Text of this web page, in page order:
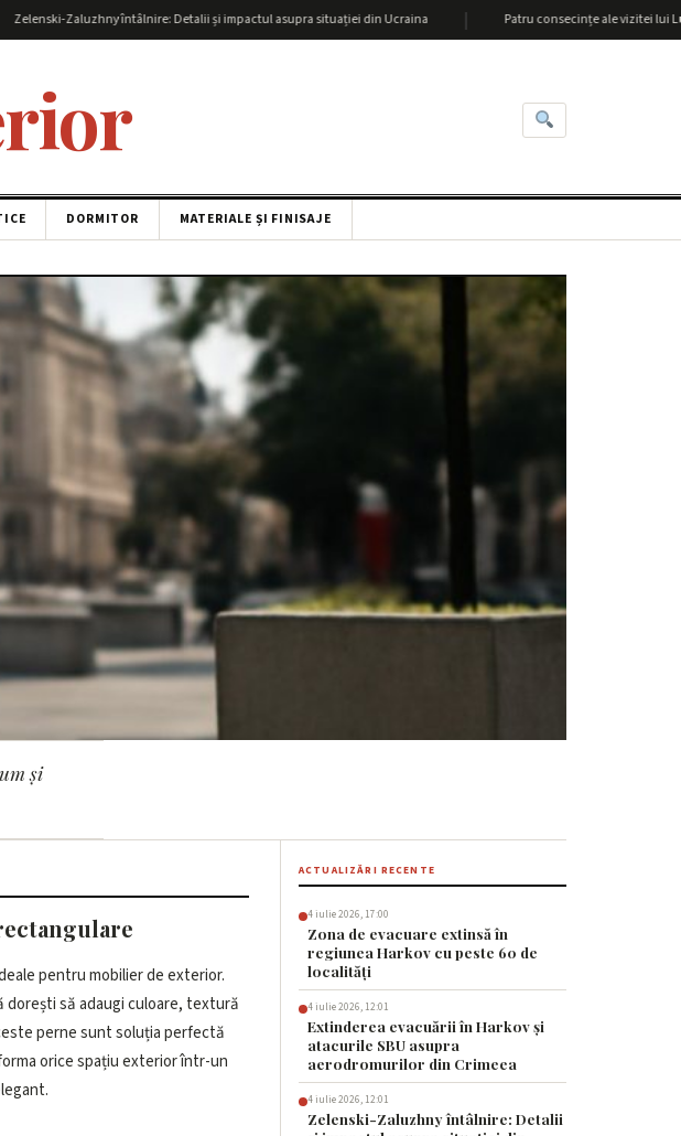
Zaluzhny întâlnire: Detalii și impactul asupra situației din Ucraina | Patru consecințe ale vizitei lui Lukașenka
DORMITOR MATERIALE ȘI FINISAJE
pentru
și
pentru mobilier de exterior.
dorești să adaugi culoare, textură
perne sunt soluția perfectă
orice spațiu exterior într-un
ACTUALIZĂRI RECENTE
4 iulie 2026, 17:00
Zona de evacuare extinsă în
regiunea Harkov cu peste 60 de
localități
4 iulie 2026, 12:01
Extinderea evacuării în Harkov și
atacurile SBU asupra
aerodromurilor din Crimeea
4 iulie 2026, 12:01
Zelenski-Zaluzhny întâlnire: Detalii